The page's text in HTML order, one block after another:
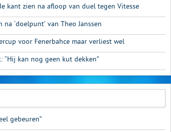
kant zien na afloop van duel tegen Vitesse
‘doelpunt’ van Theo Janssen
voor Fenerbahce maar verliest wel
“Hij kan nog geen kut dekken”
gebeuren”